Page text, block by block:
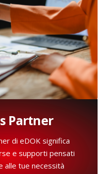
Partner
di eDOK significa
e supporti pensati
tue necessità